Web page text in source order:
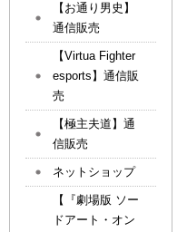
【お通り男史】
通信販売
【Virtua Fighter
esports】通信販
売
【極主夫道】通
信販売
ネットショップ
【『劇場版 ソー
ドアート・オン